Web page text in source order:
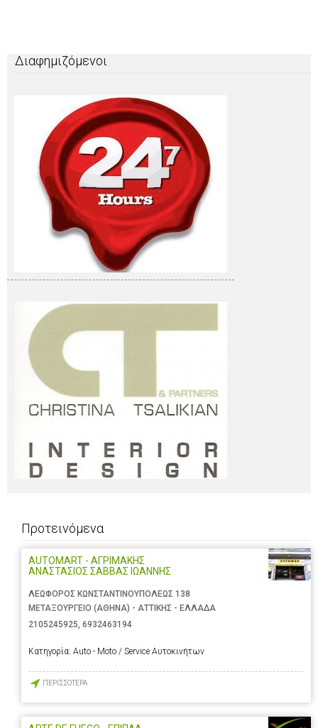
Διαφημιζόμενοι
Προτεινόμενα
AUTOMART - ΑΓΡΙΜΑΚΗΣ
ΑΝΑΣΤΑΣΙΟΣ ΣΑΒΒΑΣ ΙΩΑΝΝΗΣ
ΛΕΩΦΟΡΟΣ ΚΩΝΣΤΑΝΤΙΝΟΥΠΟΛΕΩΣ 138
ΜΕΤΑΞΟΥΡΓΕΙΟ (ΑΘΗΝΑ) - ΑΤΤΙΚΗΣ - ΕΛΛΑΔΑ
2105245925 6932463194
Κατηγορία: Auto - Moto / Service Αυτοκινήτων
ΠΕΡΙΣΣΟΤΕΡΑ